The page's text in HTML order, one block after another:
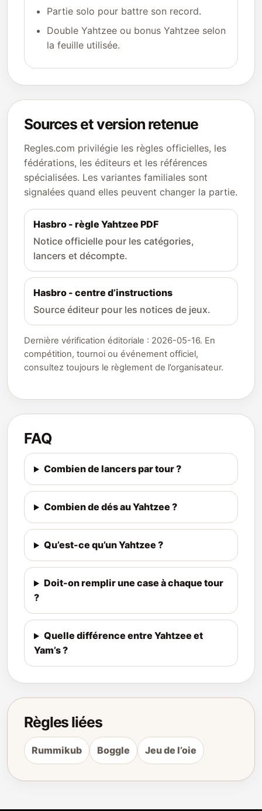
Partie solo pour battre son record.
Double Yahtzee ou bonus Yahtzee selon
la feuille utilisée.
Sources et version retenue
Regles.com privilégie les règles officielles, les
fédérations, les éditeurs et les références
spécialisées. Les variantes familiales sont
signalées quand elles peuvent changer la partie.
Hasbro - règle Yahtzee PDF
Notice officielle pour les catégories,
lancers et décompte.
Hasbro - centre d’instructions
Source éditeur pour les notices de jeux.
Dernière vérification éditoriale : 2026-05-16. En
compétition, tournoi ou événement officiel,
consultez toujours le règlement de l’organisateur.
FAQ
Combien de lancers par tour ?
Combien de dés au Yahtzee ?
Qu’est-ce qu’un Yahtzee ?
Doit-on remplir une case à chaque tour
?
Quelle différence entre Yahtzee et
Yam’s ?
Règles liées
Rummikub Boggle Jeu de l’oie